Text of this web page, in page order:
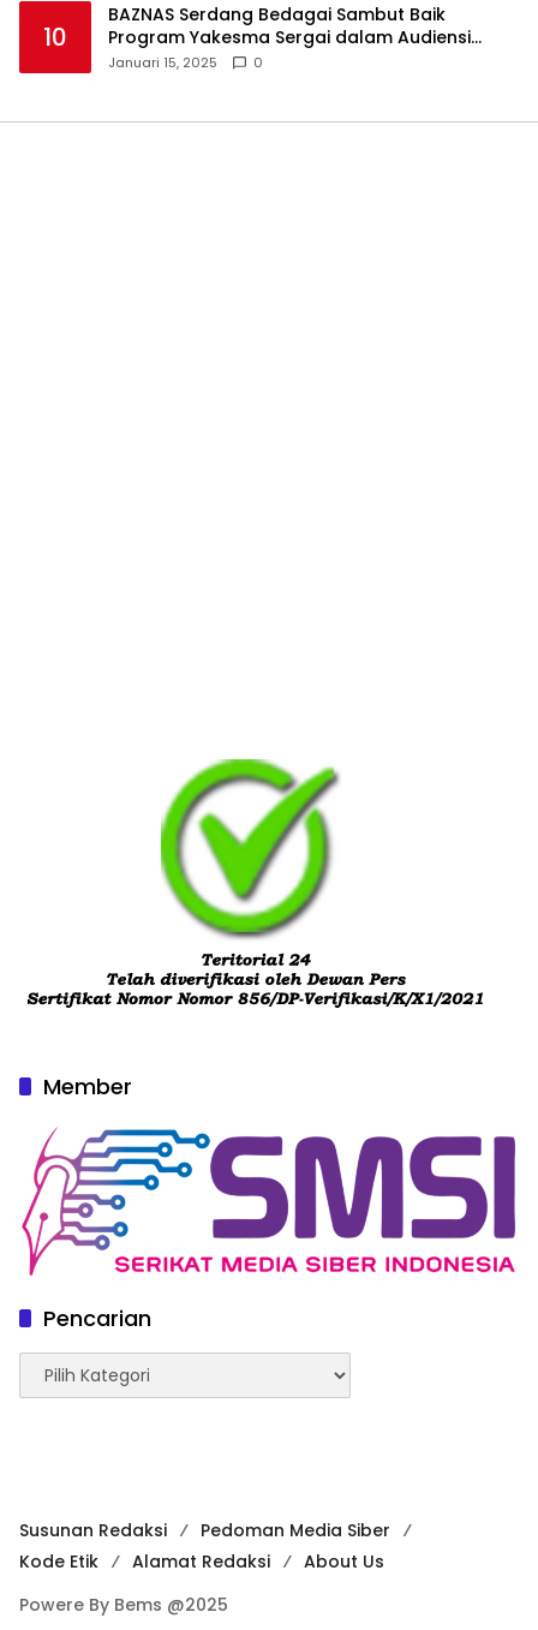
10
BAZNAS Serdang Bedagai Sambut Baik
Program Yakesma Sergai dalam Audiensi
Perkenalan Pengurus Baru
Januari 15, 2025 0
Member
Pencarian
Pencarian
Susunan Redaksi
Pedoman Media Siber
Kode Etik
Alamat Redaksi
About Us
Powere By Bems @2025